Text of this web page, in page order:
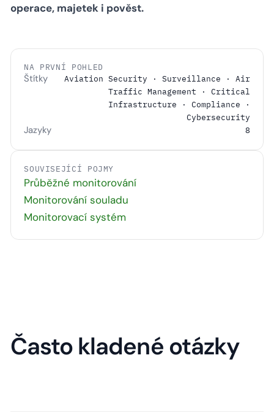
operace, majetek i pověst.
NA PRVNÍ POHLED
Štítky
Aviation Security · Surveillance · Air
Traffic Management · Critical
Infrastructure · Compliance ·
Cybersecurity
Jazyky 8
SOUVISEJÍCÍ POJMY
Průběžné monitorování
Monitorování souladu
Monitorovací systém
Často kladené otázky